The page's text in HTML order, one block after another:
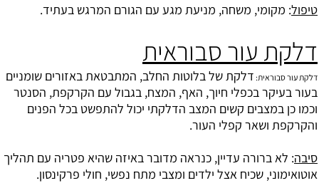
טיפול: מקומי, משחה, מניעת מגע עם הגורם המרגש בעתיד.
דלקת עור סבוראית
דלקת עור סבוראית: דלקת של בלוטות החלב, המתבטאת באזורים שומניים
בעור בעיקר בכפלי חיוך, האף, המצח, בגבול עם הקרקפת, הסנטר
וכמו כן במצבים קשים המצב הדלקתי יכול להתפשט בכל הפנים
והקרקפת ושאר קפלי העור.
סיבה: לא ברורה עדיין, כנראה מדובר באיזה שהיא פטריה עם תהליך
אוטואימוני, שכיח אצל ילדים ומצבי מתח נפשי, חולי פרקינסון.